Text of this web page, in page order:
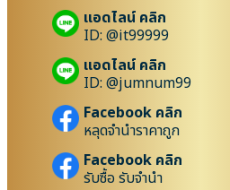
แอดไลน์ คลิก
ID: @it99999
แอดไลน์ คลิก
ID: @jumnum99
Facebook คลิก
หลุดจำนำราคาถูก
Facebook คลิก
รับซื้อ รับจำนำ